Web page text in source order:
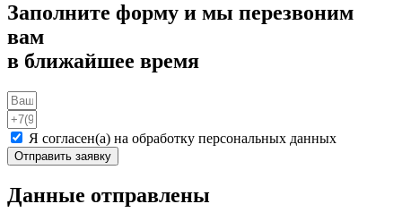
Заполните форму и мы перезвоним
вам
в ближайшее время
Я согласен(а) на обработку персональных данных
Отправить заявку
Данные отправлены